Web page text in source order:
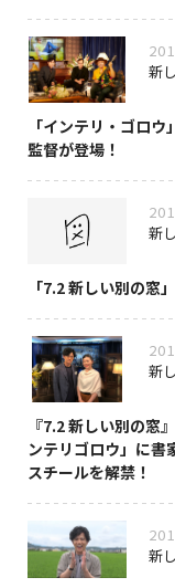
新
「インテリ・ゴロ
監督が登場！
新
「7.2 新しい別の窓
新
『7.2 新しい別の窓
ンテリゴロウ」に書
スチールを解禁！
新